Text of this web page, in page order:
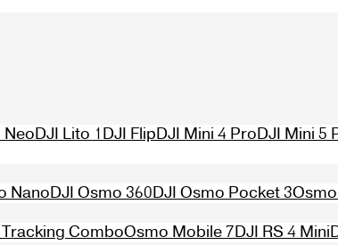
NeoDJI Lito 1DJI FlipDJI Mini 4 ProDJI Mini 5
NanoDJI Osmo 360DJI Osmo Pocket 3
ComboOsmo Mobile 7DJI RS 4 Mini